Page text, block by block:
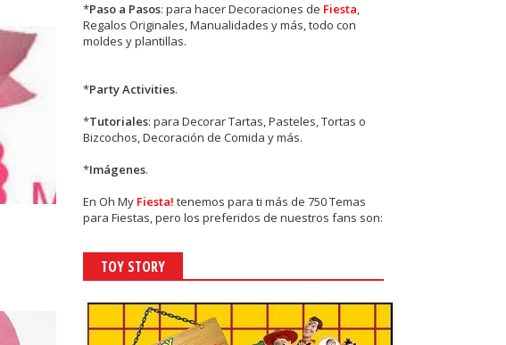
*Paso a Pasos: para hacer Decoraciones de Fiesta,
Regalos Originales, Manualidades y más, todo con
moldes y plantillas.
*Party Activities.
*Tutoriales: para Decorar Tartas, Pasteles, Tortas o
Bizcochos, Decoración de Comida y más.
*Imágenes.
EnOh My Fiesta! tenemos para ti más de 750 Temas
para Fiestas, pero los preferidos de nuestros fans son:
TOY STORY